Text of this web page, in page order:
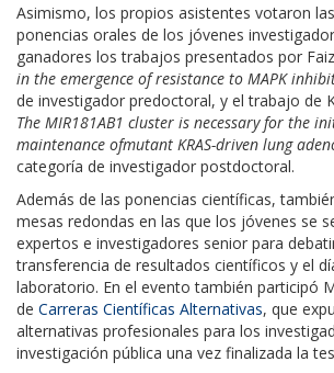
Asimismo, los propios asistentes votaron
ponencias orales de los jóvenes
ganadores los trabajos presentados por
in the emergence of resistance to MAPK
de investigador predoctoral, y el trabajo de
The MIR181AB1 cluster is necessary for the
maintenance ofmutant KRAS-driven lung
categoría de investigador postdoctoral.
Además de las ponencias científicas,
mesas redondas en las que los jóvenes se
expertos e investigadores senior para
transferencia de resultados científicos y el
laboratorio. En el evento también participó
de Carreras Científicas Alternativas, que
alternativas profesionales para los
investigación pública una vez finalizada la